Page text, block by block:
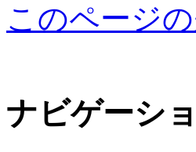
このページ
ナビゲーシ